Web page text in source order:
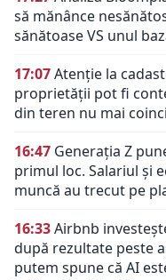
să mănânce
sănătoase VS unul
17:07Atenție la
proprietății pot fi
din teren nu mai
16:47 Generația Z
primul loc. Salariul și
muncă au trecut pe
16:33Airbnb
după rezultate peste
putem spune că AI